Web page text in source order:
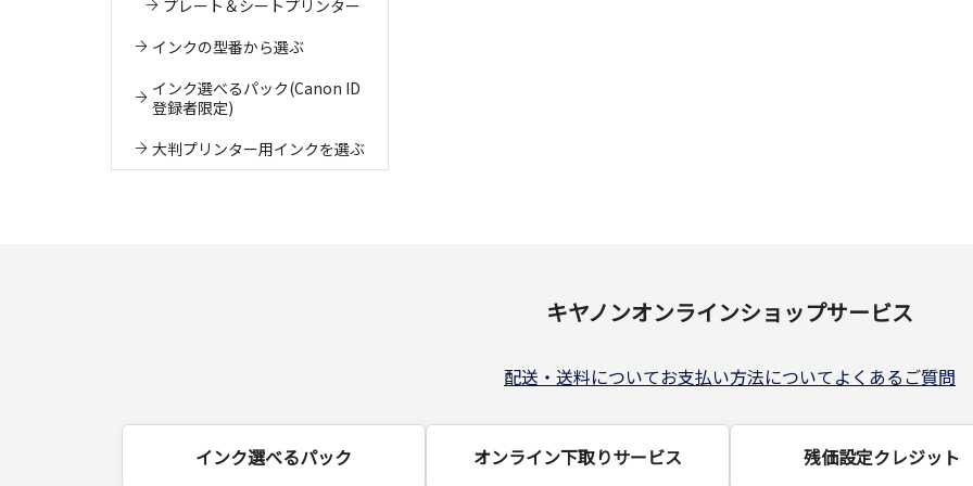
プレート＆シートプリンター
インクの型番から選ぶ
インク選べるパック(Canon ID
登録者限定)
大判プリンター用インクを選ぶ
キヤノンオンラインショップサービス
配送・送料についてお支払い方法についてよくあるご質問
インク選べるパック オンライン下取りサービス 残価設定クレジット